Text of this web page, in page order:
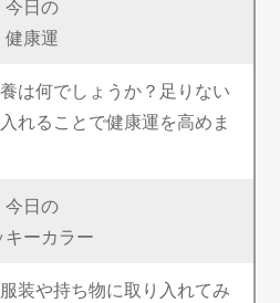
今日の
健康運
は何でしょうか？足りない
れることで健康運を高めま
今日の
キーカラー
装や持ち物に取り入れてみ